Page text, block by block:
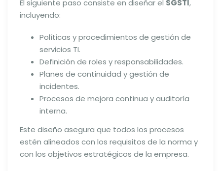
El siguiente paso consiste en diseñar el SGSTI ,
incluyendo:
Políticas y procedimientos de gestión de
servicios TI.
Definición de roles y responsabilidades.
Planes de continuidad y gestión de
incidentes.
Procesos de mejora continua y auditoría
interna.
Este diseño asegura que todos los procesos
estén alineados con los requisitos de la norma y
con los objetivos estratégicos de la empresa.